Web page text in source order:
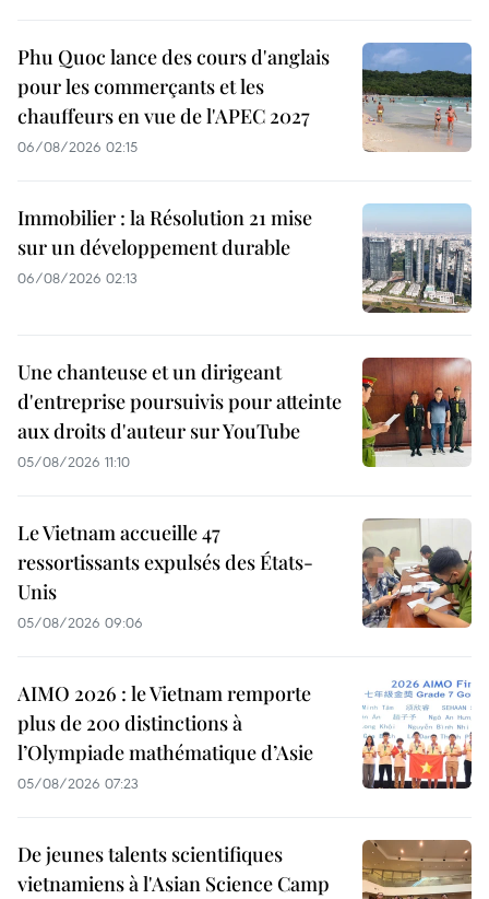
Phu Quoc lance des cours d'anglais
pour les commerçants et les
chauffeurs en vue de l'APEC 2027
06/08/2026 02:15
Immobilier : la Résolution 21 mise
sur un développement durable
06/08/2026 02:13
Une chanteuse et un dirigeant
d'entreprise poursuivis pour atteinte
aux droits d'auteur sur YouTube
05/08/2026 11:10
Le Vietnam accueille 47
ressortissants expulsés des États-
Unis
05/08/2026 09:06
AIMO 2026 : le Vietnam remporte
plus de 200 distinctions à
l’Olympiade mathématique d’Asie
05/08/2026 07:23
De jeunes talents scientifiques
vietnamiens à l'Asian Science Camp